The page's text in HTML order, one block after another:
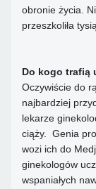
obronie życia.
przeszkoliła
Do kogo trafią
Oczywiście do
najbardziej
lekarze
ciąży. Genia
wozi ich do
ginekologów
wspaniałych